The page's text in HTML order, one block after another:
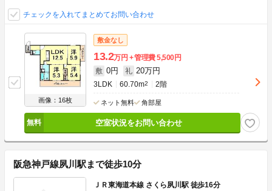
チェックを入れてまとめてお問い合わせ
画像：16枚
敷金なし
13.2万円 管理費5,500円
敷 0円 礼 20万円
3LDK 60.70m2 2階
ネット無料 角部屋
空室状況をお問い合わせ
阪急神戸線夙川駅まで徒歩10分
ＪＲ東海道本線 さくら夙川駅 徒歩16分